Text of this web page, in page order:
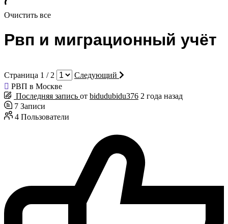
Очистить все
Рвп и миграционный учёт
Страница 1 / 2
Следующий
РВП в Москве
Последняя запись от bidudubidu376 2 года назад
7 Записи
4 Пользователи